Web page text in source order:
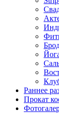
Раннее
Прокат